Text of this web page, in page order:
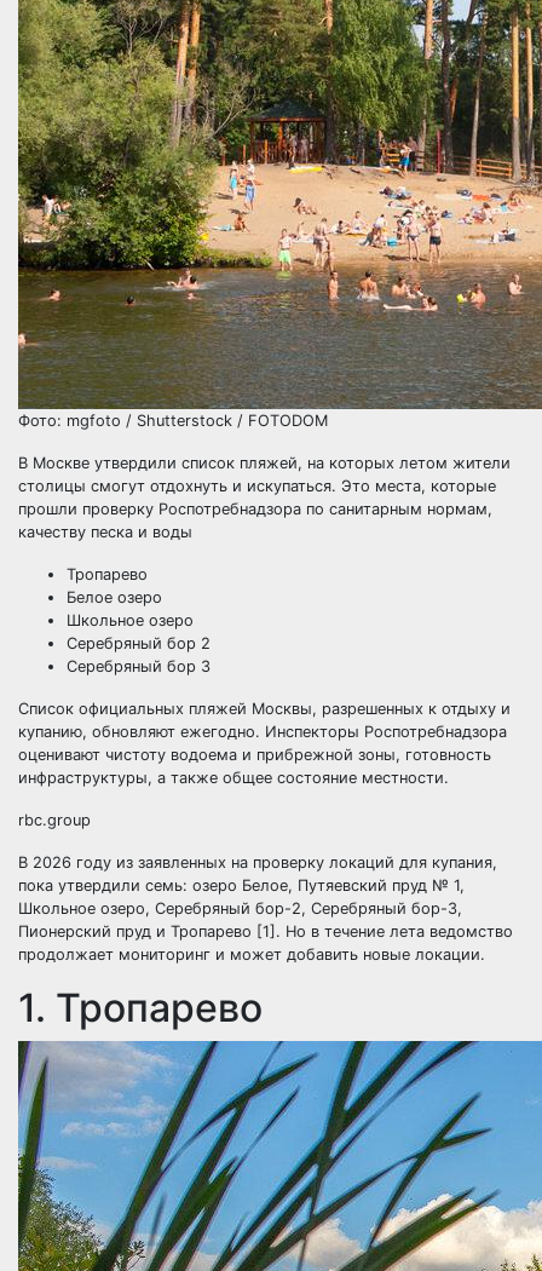
Фото: mgfoto / Shutterstock / FOTODOM
В Москве утвердили список пляжей, на которых летом жители
столицы смогут отдохнуть и искупаться. Это места, которые
прошли проверку Роспотребнадзора по санитарным нормам,
качеству песка и воды
Тропарево
Белое озеро
Школьное озеро
Серебряный бор 2
Серебряный бор 3
Список официальных пляжей Москвы, разрешенных к отдыху и
купанию, обновляют ежегодно. Инспекторы Роспотребнадзора
оценивают чистоту водоема и прибрежной зоны, готовность
инфраструктуры, а также общее состояние местности.
rbc.group
В 2026 году из заявленных на проверку локаций для купания,
пока утвердили семь: озеро Белое, Путяевский пруд № 1,
Школьное озеро, Серебряный бор-2, Серебряный бор-3,
Пионерский пруд и Тропарево [1]. Но в течение лета ведомство
продолжает мониторинг и может добавить новые локации.
1. Тропарево